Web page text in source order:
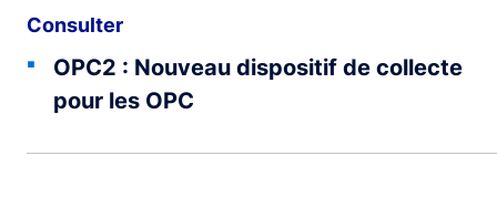
Consulter
OPC2 : Nouveau dispositif de collecte
pour les OPC